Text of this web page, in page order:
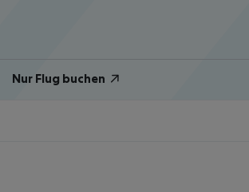
Nur Flug buchen